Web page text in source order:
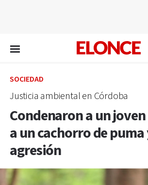
SOCIEDAD
Justicia ambiental en Córdoba
Condenaron a un
a un cachorro de
agresión